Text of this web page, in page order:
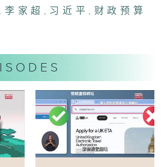
, 李家超 , 习近平 , 财政预算